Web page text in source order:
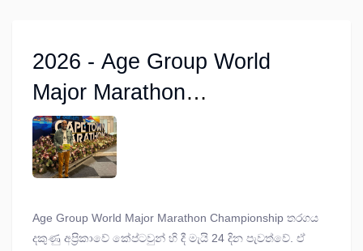
2026 - Age Group World
Major Marathon
Championship තරගාවලිය
සදහා සහභාගී වන එකම ශ්‍රී
ලාංකිකයා; ගාමිණී සුගතදාස
Age Group World Major Marathon Championship තරගය
දකුණු අප්‍රිකාවේ කේප්ටවුන් හි දී මැයි 24 දින පැවත්වේ. ඒ